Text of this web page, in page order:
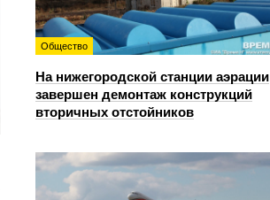
Общество
На нижегородской станции аэрации
завершен демонтаж конструкций
вторичных отстойников